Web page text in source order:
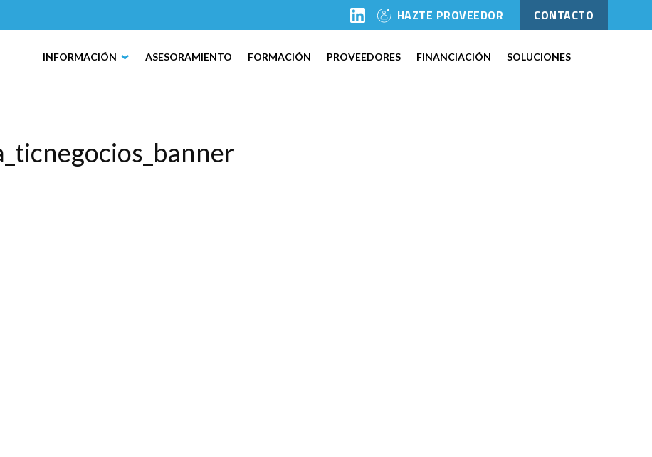
HAZTE PROVEEDOR CONTACTO
INFORMACIÓN ASESORAMIENTO FORMACIÓN PROVEEDORES FINANCIACIÓN SOLUCIONES